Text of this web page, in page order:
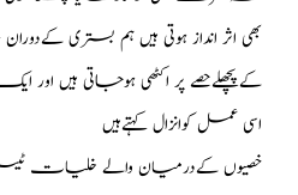
بھی اثر انداز ہوتی ہیں ہم بستری
کےپچھلےحصے پر اکٹھی ہوجاتی ہیں
اسی عمل کوانزال کہتےہیں
خصیوں کےدرمیان والے خلیات